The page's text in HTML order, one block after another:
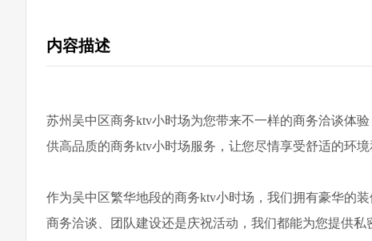
内容描述
苏州吴中区商务ktv小时场为您带来不一样的商务洽谈体
供高品质的商务ktv小时场服务，让您尽情享受舒适的环境
作为吴中区繁华地段的商务ktv小时场，我们拥有豪华的
商务洽谈、团队建设还是庆祝活动，我们都能为您提供私